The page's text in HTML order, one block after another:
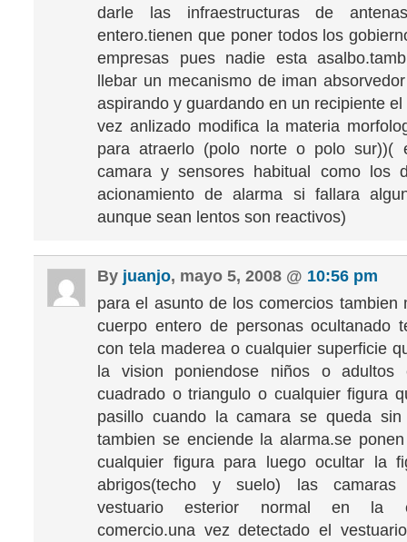
darle las infraestructuras de
entero.tienen que poner todos los
empresas pues nadie esta
llebar un mecanismo de iman
aspirando y guardando en un recipiente
vez anlizado modifica la materia
para atraerlo (polo norte o polo sur))(
camara y sensores habitual como los
acionamiento de alarma si fallara
aunque sean lentos son reactivos)
By juanjo, mayo 5, 2008 @ 10:56 pm
para el asunto de los comercios tambien
cuerpo entero de personas ocultanado
con tela maderea o cualquier superficie
la vision poniendose niños o
cuadrado o triangulo o cualquier figura
pasillo cuando la camara se queda sin
tambien se enciende la alarma.se
cualquier figura para luego ocultar la
abrigos(techo y suelo) las
vestuario esterior normal en la
comercio.una vez detectado el